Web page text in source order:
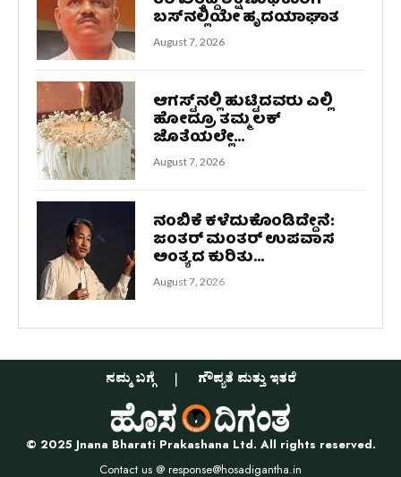
ಬಸ್‌ನಲ್ಲಿಯೇ ಹೃದಯಾಘಾತ
August 7, 2026
ಆಗಸ್ಟ್‌ನಲ್ಲಿ ಹುಟ್ಟಿದವರು ಎಲ್ಲಿ
ಹೋದ್ರೂ ತಮ್ಮ ಲಕ್‌
ಜೊತೆಯಲ್ಲೇ...
August 7, 2026
ನಂಬಿಕೆ ಕಳೆದುಕೊಂಡಿದ್ದೇನೆ:
ಜಂತರ್ ಮಂತರ್ ಉಪವಾಸ
ಅಂತ್ಯದ ಕುರಿತು...
August 7, 2026
ನಮ್ಮ ಬಗ್ಗೆ ಗೌಪ್ಯತೆ ಮತ್ತು ಇತರೆ
© 2025 Jnana Bharati Prakashana Ltd. All rights reserved.
Contact us @ response@hosadigantha.in